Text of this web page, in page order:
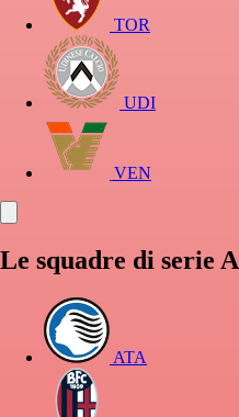
TOR
UDI
VEN
Le squadre di serie A
ATA